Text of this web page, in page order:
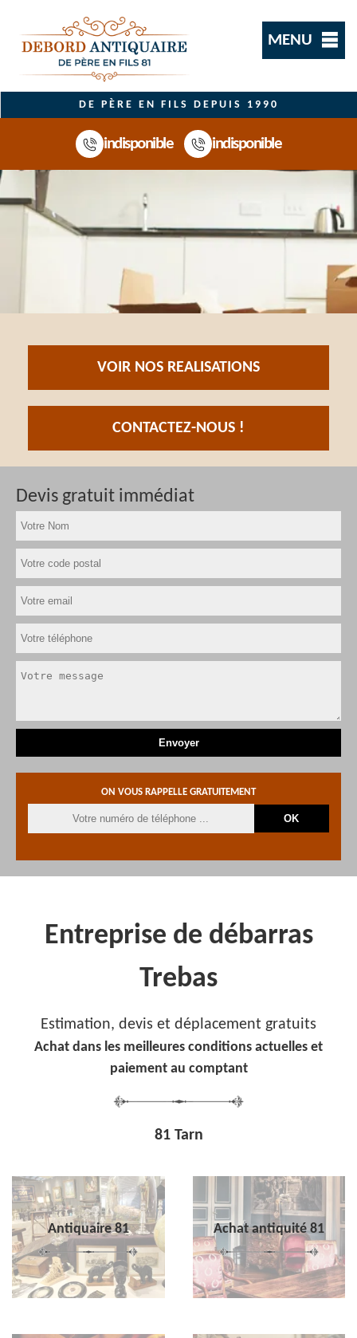
MENU
DE PÈRE EN FILS DEPUIS 1990
indisponible indisponible
VOIR NOS REALISATIONS
CONTACTEZ-NOUS !
Devis gratuit immédiat
ON VOUS RAPPELLE GRATUITEMENT
Entreprise de débarras
Trebas
Estimation, devis et déplacement gratuits
Achat dans les meilleures conditions actuelles et
paiement au comptant
81 Tarn
Antiquaire 81 Achat antiquité 81